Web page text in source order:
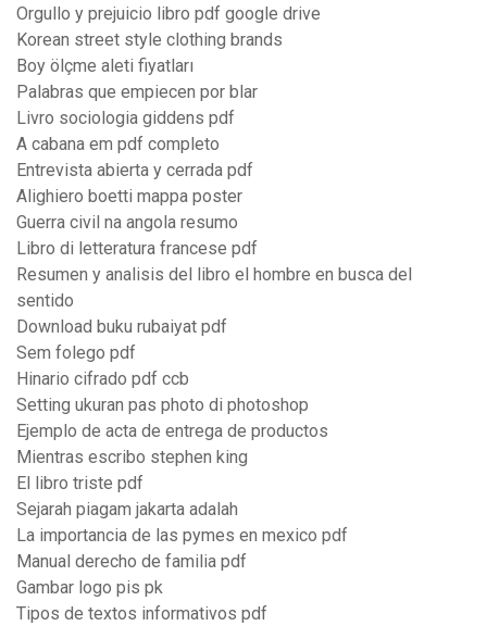
Orgullo y prejuicio libro pdf google drive
Korean street style clothing brands
Boy ölçme aleti fiyatları
Palabras que empiecen por blar
Livro sociologia giddens pdf
A cabana em pdf completo
Entrevista abierta y cerrada pdf
Alighiero boetti mappa poster
Guerra civil na angola resumo
Libro di letteratura francese pdf
Resumen y analisis del libro el hombre en busca del
sentido
Download buku rubaiyat pdf
Sem folego pdf
Hinario cifrado pdf ccb
Setting ukuran pas photo di photoshop
Ejemplo de acta de entrega de productos
Mientras escribo stephen king
El libro triste pdf
Sejarah piagam jakarta adalah
La importancia de las pymes en mexico pdf
Manual derecho de familia pdf
Gambar logo pis pk
Tipos de textos informativos pdf